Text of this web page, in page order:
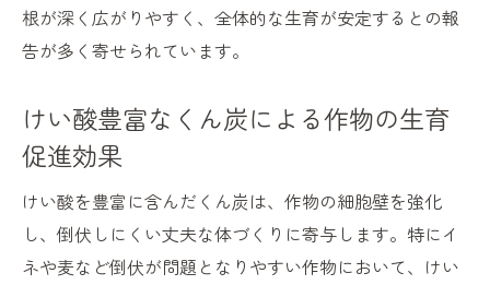
くん炭製造後のけい酸保持と冷却管理の工
夫
けい酸くん炭で植物細胞壁が強くなる理由
くん炭のけい酸が根張りや収量に与える影
響
けい酸くん炭利用で病害虫への耐性を高め
る
根が深く広がりやすく、全体的な生育が安定するとの報
告が多く寄せられています。
けい酸豊富なくん炭による作物の生育
促進効果
けい酸を豊富に含んだくん炭は、作物の細胞壁を強化
し、倒伏しにくい丈夫な体づくりに寄与します。特にイ
ネや麦など倒伏が問題となりやすい作物において、けい